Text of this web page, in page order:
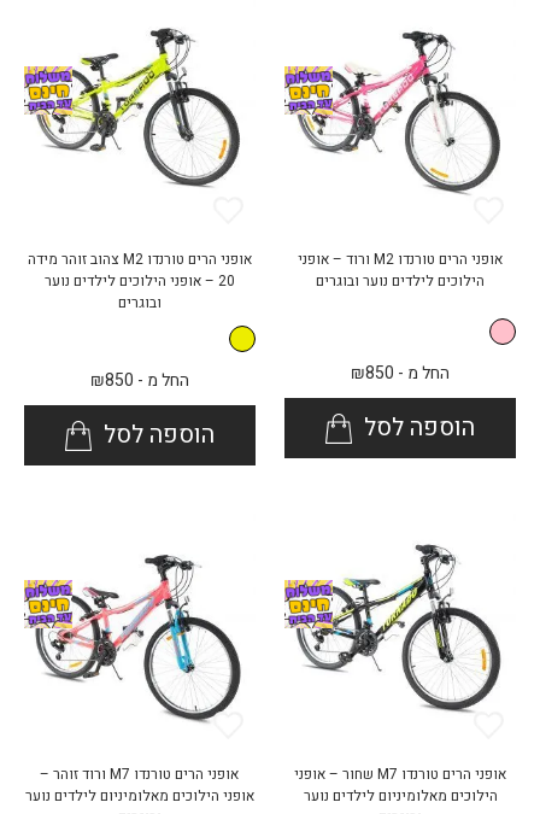
אופני הרים טורנדו M2 ורוד – אופני
הילוכים לילדים נוער ובוגרים
החל מ - ₪850
הוספה לסל
אופני הרים טורנדו M2 צהוב זוהר מידה
20 – אופני הילוכים לילדים נוער
ובוגרים
החל מ - ₪850
הוספה לסל
אופני הרים טורנדו M7 שחור – אופני
הילוכים מאלומיניום לילדים נוער
אופני הרים טורנדו M7 ורוד זוהר –
אופני הילוכים מאלומיניום לילדים נוער